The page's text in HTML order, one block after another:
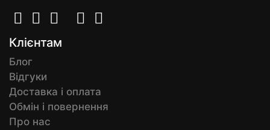
Клієнтам
Блог
Відгуки
Доставка і оплата
Обмін і повернення
Про нас